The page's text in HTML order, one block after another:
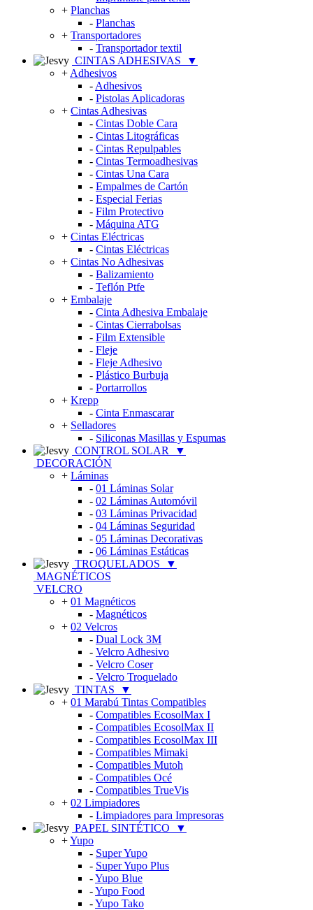
+ Planchas
- Planchas
+ Transportadores
- Transportador textil
CINTAS ADHESIVAS
▼
+ Adhesivos
- Adhesivos
- Pistolas Aplicadoras
+ Cintas Adhesivas
- Cintas Doble Cara
- Cintas Litográficas
- Cintas Repulpables
- Cintas Termoadhesivas
- Cintas Una Cara
- Empalmes de Cartón
- Especial Ferias
- Film Protectivo
- Máquina ATG
+ Cintas Eléctricas
- Cintas Eléctricas
+ Cintas No Adhesivas
- Balizamiento
- Teflón Ptfe
+ Embalaje
- Cinta Adhesiva Embalaje
- Cintas Cierrabolsas
- Film Extensible
- Fleje
- Fleje Adhesivo
- Plástico Burbuja
- Portarrollos
+ Krepp
- Cinta Enmascarar
+ Selladores
- Siliconas Masillas y Espumas
CONTROL SOLAR
▼
DECORACIÓN
+ Láminas
- 01 Láminas Solar
- 02 Láminas Automóvil
- 03 Láminas Privacidad
- 04 Láminas Seguridad
- 05 Láminas Decorativas
- 06 Láminas Estáticas
TROQUELADOS
▼
MAGNÉTICOS
VELCRO
+ 01 Magnéticos
- Magnéticos
+ 02 Velcros
- Dual Lock 3M
- Velcro Adhesivo
- Velcro Coser
- Velcro Troquelado
TINTAS
▼
+ 01 Marabú Tintas Compatibles
- Compatibles EcosolMax I
- Compatibles EcosolMax II
- Compatibles EcosolMax III
- Compatibles Mimaki
- Compatibles Mutoh
- Compatibles Océ
- Compatibles TrueVis
+ 02 Limpiadores
- Limpiadores para Impresoras
PAPEL SINTÉTICO
▼
+Yupo
- Super Yupo
- Super Yupo Plus
-Yupo Blue
-Yupo Food
-Yupo Tako